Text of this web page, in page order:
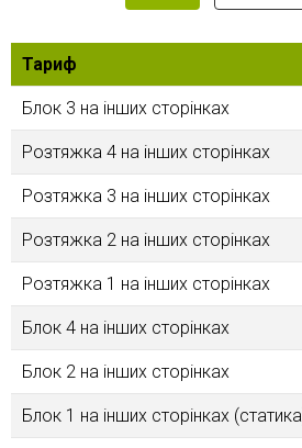
Тариф
Блок 3 на інших сторінках
Розтяжка 4 на інших сторінках
Розтяжка 3 на інших сторінках
Розтяжка 2 на інших сторінках
Розтяжка 1 на інших сторінках
Блок 4 на інших сторінках
Блок 2 на інших сторінках
Блок 1 на інших сторінках